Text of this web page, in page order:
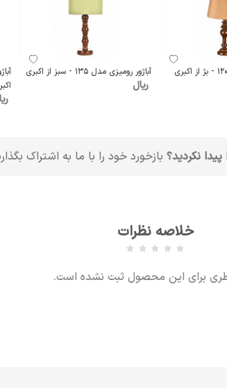
آباژور رومیزی مدل 135 - سبز از اکبری
ریال
نکردید؟ بازخورد خود را با ما به اشتراک
خلاصه نظرات
برای این محصول ثبت نشده است.